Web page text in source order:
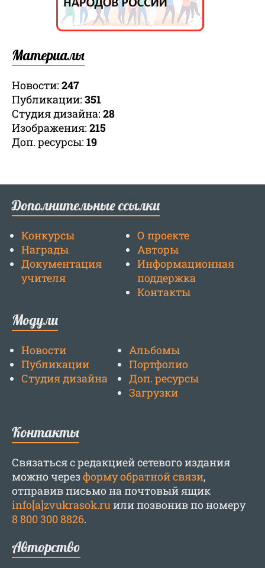
Материалы
Новости: 247
Публикации: 351
Студия дизайна: 28
Изображения: 215
Доп. ресурсы: 19
Дополнительные ссылки
Конкурсы
Награды
Документация
учителя
О проекте
Авторы
Информационная
поддержка
Контакты
Модули
Новости
Публикации
Студия дизайна
Альбомы
Портфолио
Доп. ресурсы
Загрузки
Контакты
Связаться с редакцией сетевого издания
можно черезформу обратной связи,
отправив письмо на почтовый ящик
info[a]zvukrasok.ruили позвонив по номеру
8 800 300 8826.
Авторство